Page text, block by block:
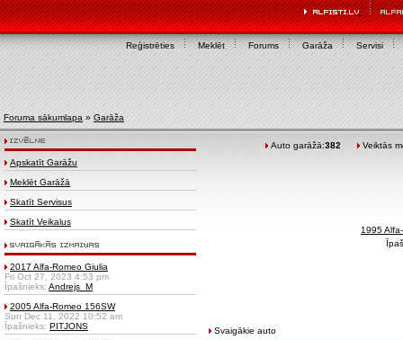
Reģistrēties Meklēt Forums Garāža Servisi
Foruma sākumlapa » Garāža
Apskatīt Garāžu
Meklēt Garāžā
Skatīt Servisus
Skatīt Veikalus
2017 Alfa-Romeo Giulia
Fri Oct 27, 2023 4:53 pm
Īpašnieks: Andrejs_M
2005 Alfa-Romeo 156SW
Sun Dec 11, 2022 10:52 am
Īpašnieks: PITJONS
Auto garāžā:382 Veiktās
1995
Svaigākie auto